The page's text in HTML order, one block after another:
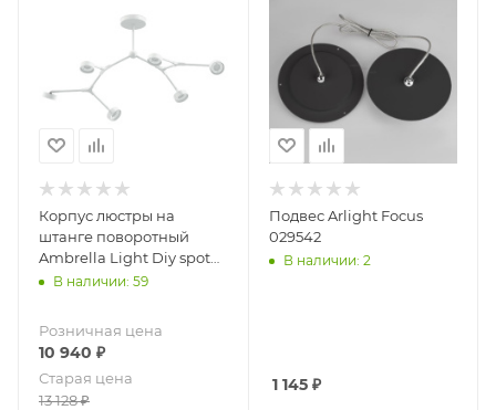
Корпус люстры на
штанге поворотный
Ambrella Light Diy spot
C9055
В наличии: 59
Розничная цена
10 940 ₽
Старая цена
13 128₽
Подвес Arlight Focus
029542
В наличии: 2
1 145₽